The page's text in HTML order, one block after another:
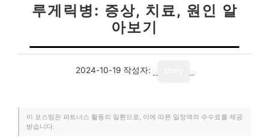
루게릭병: 증상, 치료, 원인 알
아보기
2024-10-19 작성자:
이 포스팅은 파트너스 활동의 일환으로, 이에 따른 일정액의 수수료를 제공
받습니다.